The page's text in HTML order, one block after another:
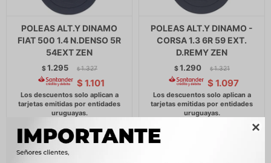

POLEAS ALT.Y DINAMO
FIAT 500 1.4 N.DENSO 5R
54EXT ZEN
$1.295 $ 1.327
$ 1.101
POLEAS ALT.Y DINAMO -
CORSA 1.3 6R 59 EXT.
D.REMY ZEN
$1.290 $ 1.321
$ 1.097